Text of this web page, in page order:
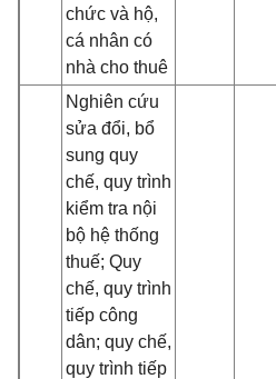
chức và hộ,
cá nhân có
nhà cho thuê
Nghiên cứu
sửa đổi, bổ
sung quy
chế, quy trình
kiểm tra nội
bộ hệ thống
thuế; Quy
chế, quy trình
tiếp công
dân; quy chế,
quy trình tiếp